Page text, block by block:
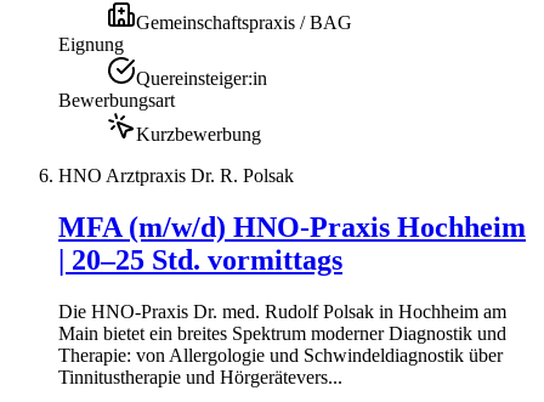
Gemeinschaftspraxis / BAG
Eignung
Quereinsteiger:in
Bewerbungsart
Kurzbewerbung
HNO Arztpraxis Dr. R. Polsak
MFA (m/w/d) HNO-Praxis Hochheim
| 20–25 Std. vormittags
Die HNO-Praxis Dr. med. Rudolf Polsak in Hochheim am
Main bietet ein breites Spektrum moderner Diagnostik und
Therapie: von Allergologie und Schwindeldiagnostik über
Tinnitustherapie und Hörgerätevers...